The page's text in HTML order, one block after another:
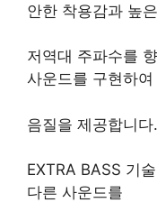
안한 착용감과 높
저역대 주파수를
사운드를 구현하
음질을 제공합니다.
EXTRA BASS 기
다른 사운드를